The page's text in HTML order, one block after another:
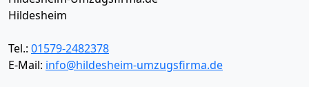
Hildesheim
Tel.: 01579-2482378
E-Mail: info@hildesheim-umzugsfirma.de